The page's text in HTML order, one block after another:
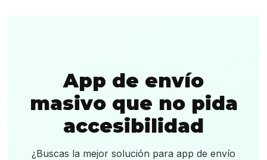
App de envío
masivo que no pida
accesibilidad
¿Buscas la mejor solución para app de envío